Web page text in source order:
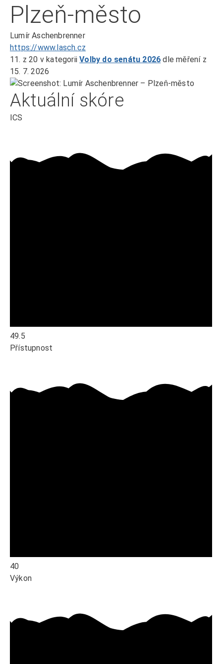
Plzeň-město
Lumír Aschenbrenner
https://www.lasch.cz
11. z 20 v kategoriiVolby do senátu 2026 dle měření z
15. 7. 2026
Aktuální skóre
ICS
49.5
Přístupnost
40
Výkon